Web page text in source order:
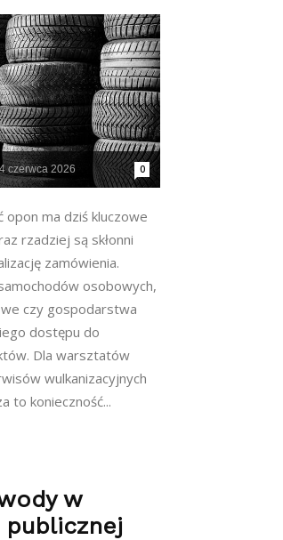
4 czerwca 2026 0
opon ma dziś kluczowe
rzadziej są skłonni
zamówienia.
osobowych,
czy gospodarstwa
dostępu do
Dla warsztatów
wulkanizacyjnych
to konieczność...
w